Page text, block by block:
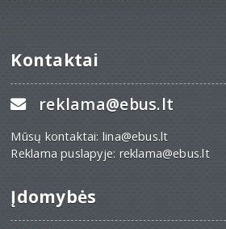
Kontaktai
reklama@ebus.lt
Mūsų kontaktai: lina@ebus.lt
Reklama puslapyje: reklama@ebus.lt
Įdomybės